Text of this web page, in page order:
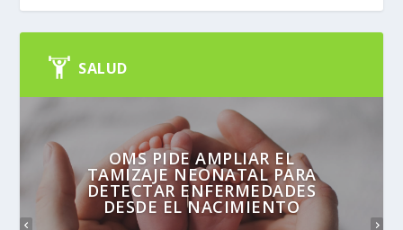
SALUD
OMS PIDE AMPLIAR EL
TAMIZAJE NEONATAL PARA
DETECTAR ENFERMEDADES
DESDE EL NACIMIENTO